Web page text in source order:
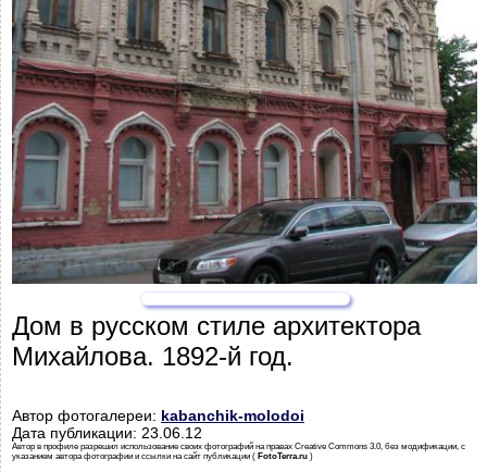
Дом в русском стиле архитектора
Михайлова. 1892-й год.
Автор фотогалереи: kabanchik-molodoi
Дата публикации: 23.06.12
Автор в профиле разрешил использование своих фотографий на правах Creative Commons 3.0, без модификации, с
указанием автора фотографии и ссылки на сайт публикации ( FotoTerra.ru )